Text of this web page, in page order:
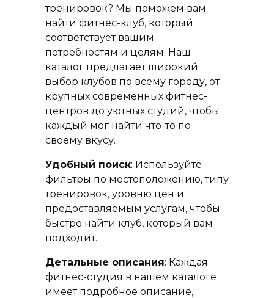
тренировок? Мы поможем вам
найти фитнес-клуб, который
соответствует вашим
потребностям и целям. Наш
каталог предлагает широкий
выбор клубов по всему городу, от
крупных современных фитнес-
центров до уютных студий, чтобы
каждый мог найти что-то по
своему вкусу.
Удобный поиск: Используйте
фильтры по местоположению, типу
тренировок, уровню цен и
предоставляемым услугам, чтобы
быстро найти клуб, который вам
подходит.
Детальные описания: Каждая
фитнес-студия в нашем каталоге
имеет подробное описание,